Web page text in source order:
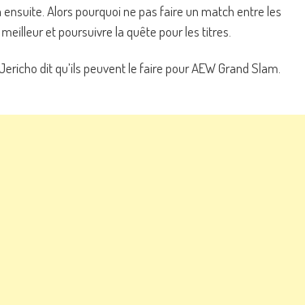
Alors pourquoi ne pas faire un match entre les
et poursuivre la quête pour les titres.
dit qu’ils peuvent le faire pour AEW Grand Slam.